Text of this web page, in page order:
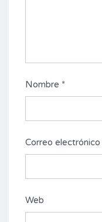
Nombre *
Correo electrónico
Web